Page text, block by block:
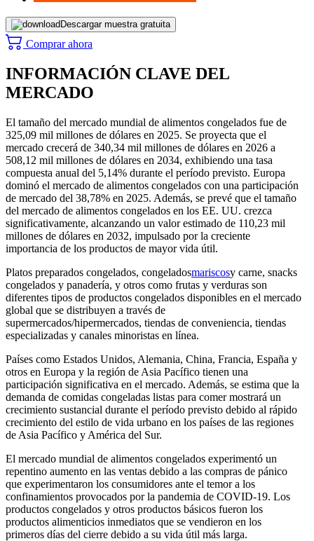
Descargar muestra gratuita
Comprar ahora
INFORMACIÓN CLAVE DEL
MERCADO
El tamaño del mercado mundial de alimentos congelados fue de
325,09 mil millones de dólares en 2025. Se proyecta que el
mercado crecerá de 340,34 mil millones de dólares en 2026 a
508,12 mil millones de dólares en 2034, exhibiendo una tasa
compuesta anual del 5,14% durante el período previsto. Europa
dominó el mercado de alimentos congelados con una participación
de mercado del 38,78% en 2025. Además, se prevé que el tamaño
del mercado de alimentos congelados en los EE. UU. crezca
significativamente, alcanzando un valor estimado de 110,23 mil
millones de dólares en 2032, impulsado por la creciente
importancia de los productos de mayor vida útil.
Platos preparados congelados, congeladosmariscosy carne, snacks
congelados y panadería, y otros como frutas y verduras son
diferentes tipos de productos congelados disponibles en el mercado
global que se distribuyen a través de
supermercados/hipermercados, tiendas de conveniencia, tiendas
especializadas y canales minoristas en línea.
Países como Estados Unidos, Alemania, China, Francia, España y
otros en Europa y la región de Asia Pacífico tienen una
participación significativa en el mercado. Además, se estima que la
demanda de comidas congeladas listas para comer mostrará un
crecimiento sustancial durante el período previsto debido al rápido
crecimiento del estilo de vida urbano en los países de las regiones
de Asia Pacífico y América del Sur.
El mercado mundial de alimentos congelados experimentó un
repentino aumento en las ventas debido a las compras de pánico
que experimentaron los consumidores ante el temor a los
confinamientos provocados por la pandemia de COVID-19. Los
productos congelados y otros productos básicos fueron los
productos alimenticios inmediatos que se vendieron en los
primeros días del cierre debido a su vida útil más larga.